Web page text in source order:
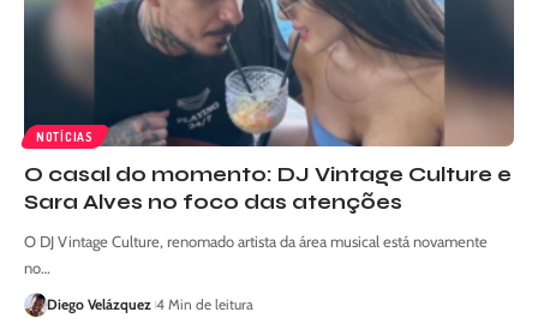
NOTÍCIAS
O casal do momento: DJ Vintage Culture e
Sara Alves no foco das atenções
O DJ Vintage Culture, renomado artista da área musical está novamente
no…
Diego Velázquez 4 Min de leitura